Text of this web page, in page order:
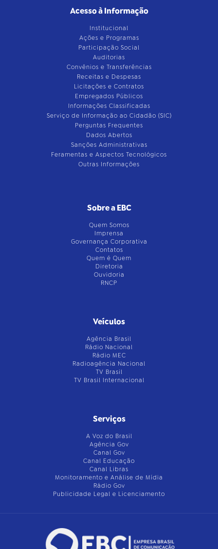
Acesso à Informação
Institucional
Ações e Programas
Participação Social
Auditorias
Convênios e Transferências
Receitas e Despesas
Licitações e Contratos
Empregados Públicos
Informações Classificadas
Serviço de Informação ao Cidadão (SIC)
Perguntas Frequentes
Dados Abertos
Sanções Administrativas
Feramentas e Aspectos Tecnológicos
Outras Informações
Sobre a EBC
Quem Somos
Imprensa
Governança Corporativa
Contatos
Quem é Quem
Diretoria
Ouvidoria
RNCP
Veículos
Agência Brasil
Rádio Nacional
Rádio MEC
Radioagência Nacional
TV Brasil
TV Brasil Internacional
Serviços
A Voz do Brasil
Agência Gov
Canal Gov
Canal Educação
Canal Libras
Monitoramento e Análise de Mídia
Rádio Gov
Publicidade Legal e Licenciamento